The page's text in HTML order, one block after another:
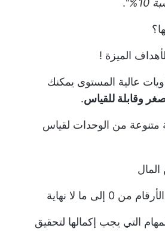
".
الميزة !
عالية المستوى يمكنك
وقابلة للقياس.
من الوحدات لقياس
0 إلى ما لا نهاية
التي يجب إكمالها لتحقيق